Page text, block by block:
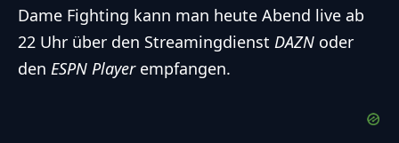
Dame Fighting kann man heute Abend live ab
22 Uhr über den Streamingdienst DAZN oder
den ESPN Playerempfangen.